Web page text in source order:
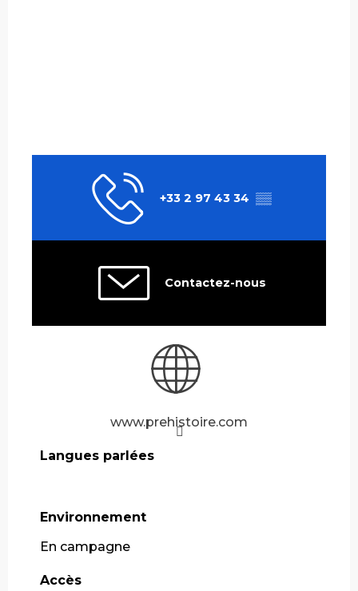
+33 2 97 43 34 ▒▒
Contactez-nous
www.prehistoire.com
Langues parlées
Langues parlées
Environnement
Environnement
En campagne
Accès
Accès